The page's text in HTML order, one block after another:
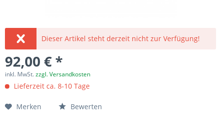
Dieser Artikel steht derzeit nicht zur Verfügung!
92,00 € *
inkl. MwSt.zzgl. Versandkosten
Lieferzeit ca. 8-10 Tage
Merken Bewerten